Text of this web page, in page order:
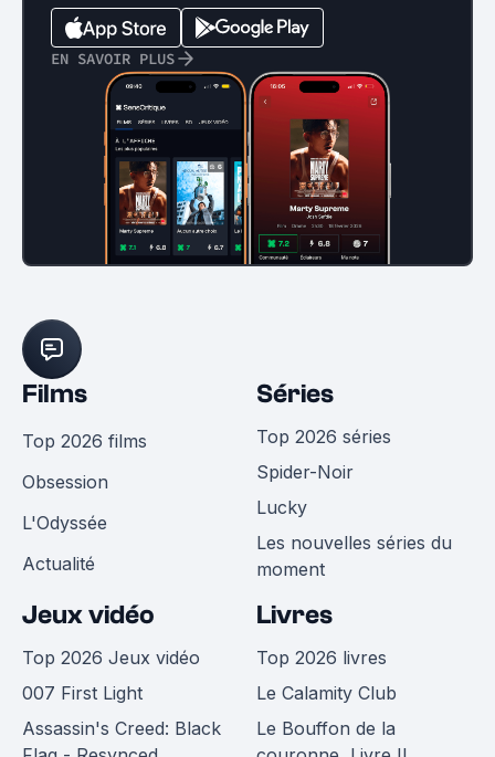
EN SAVOIR PLUS
Films
Top 2026 films
Obsession
L'Odyssée
Actualité
Séries
Top 2026 séries
Spider-Noir
Lucky
Les nouvelles séries du
moment
Jeux vidéo
Top 2026 Jeux vidéo
007 First Light
Assassin's Creed: Black
Livres
Top 2026 livres
Le Calamity Club
Le Bouffon de la